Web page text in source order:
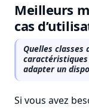
Meilleurs
cas
Quelles classes
adapter un
Si vous avez